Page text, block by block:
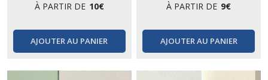
À PARTIR DE 10€
AJOUTER AU PANIER
À PARTIR DE 9€
AJOUTER AU PANIER